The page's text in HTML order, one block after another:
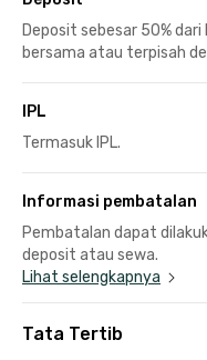
Deposit sebesar 50%
bersama atau terpisah
IPL
Termasuk IPL.
Informasi pembatalan
Pembatalan dapat
deposit atau sewa.
Lihat selengkapnya
Tata Tertib